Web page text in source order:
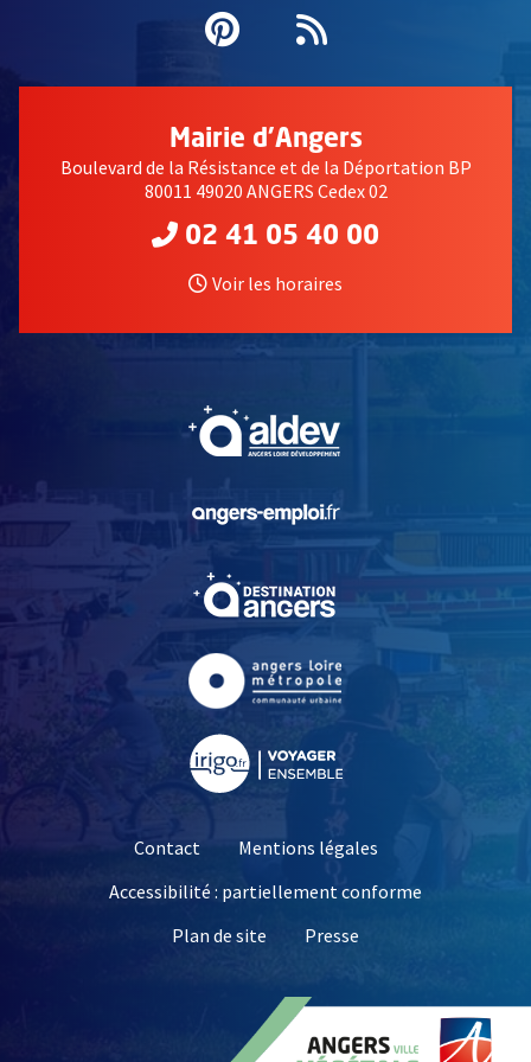
Pinterest
, Ouvre une
Flux RSS
Mairie d'Angers
Boulevard de la Résistance et de la Déportation BP
80011 49020 ANGERS Cedex 02
02 41 05 40 00
Voir les horaires
, Ouvre une nouvelle
, Ouvre une nouvelle
Contact
Mentions légales
Accessibilité : partiellement conforme
Plan de site
Presse